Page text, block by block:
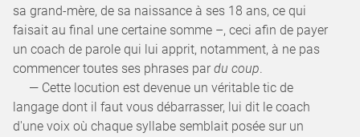
sa grand-mère, de sa naissance à ses 18 ans, ce qui
faisait au final une certaine somme –, ceci afin de payer
un coach de parole qui lui apprit, notamment, à ne pas
commencer toutes ses phrases par du coup.
— Cette locution est devenue un véritable tic de
langage dont il faut vous débarrasser, lui dit le coach
d'une voix où chaque syllabe semblait posée sur un